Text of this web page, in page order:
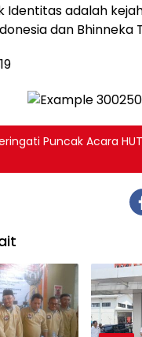
Identitas adalah
dan Bhinneka
Puncak Acara